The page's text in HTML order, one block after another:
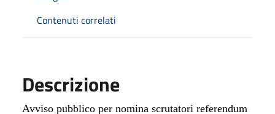
Contenuti correlati
Descrizione
Avviso pubblico per nomina scrutatori referendum